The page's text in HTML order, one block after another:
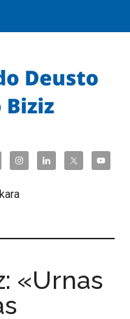
«Urnas